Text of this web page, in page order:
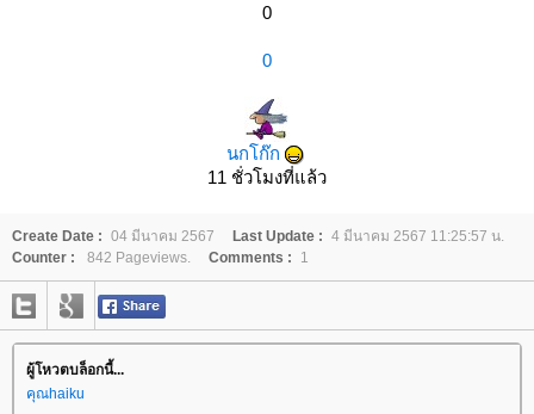
0
0
นกโก๊ก
11 ชั่วโมงที่แล้ว
Create Date : 04 มีนาคม 2567 Last Update : 4 มีนาคม 2567 11:25:57 น.
Counter :
842 Pageviews. Comments : 1
ผู้โหวตบล็อกนี้...
คุณhaiku